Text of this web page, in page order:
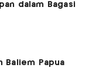
dalam Bagasi
Baliem Papua